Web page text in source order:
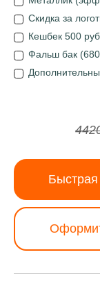
Скидка за
Кешбек 500
Фальш бак
Быстрая